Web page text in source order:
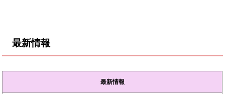
最新情報
最新情報